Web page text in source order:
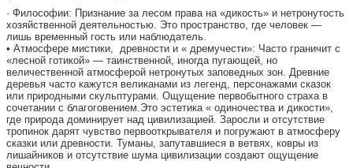
· Философии: Признание за лесом права на «дикость» и нетронутость
хозяйственной деятельностью. Это пространство, где человек —
лишь временный гость или наблюдатель.
• Атмосфере мистики, древности и « дремучести»: Часто граничит с
«лесной готикой» — таинственной, иногда пугающей, но
величественной атмосферой нетронутых заповедных зон. Древние
деревья часто кажутся великанами из легенд, персонажами сказок
или природными скульптурами. Ощущение первобытного страха в
сочетании с благоговением.Это эстетика « одиночества и дикости»,
где природа доминирует над цивилизацией. Заросли и отсутствие
тропинок дарят чувство первооткрывателя и погружают в атмосферу
сказки или древности. Туманы, запутавшиеся в ветвях, ковры из
лишайников и отсутствие шума цивилизации создают ощущение